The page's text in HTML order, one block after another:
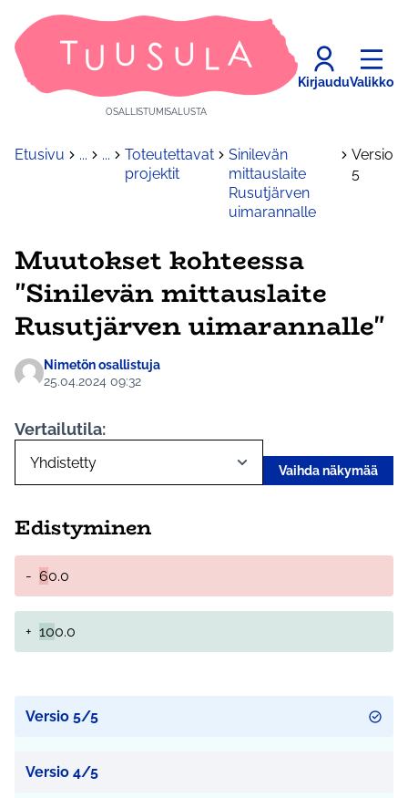
OSALLISTUMISALUSTA
KirjauduValikko
Etusivu ... ...
Toteutettavat
projektit
Sinilevän
mittauslaite
Rusutjärven
uimarannalle
Versio
5
Muutokset kohteessa
"Sinilevän mittauslaite
Rusutjärven uimarannalle"
Nimetön osallistuja
25.04.2024 09:32
Vertailutila:
Vaihda näkymää
Edistyminen
- 60.0
+ 100.0
Versio 5/5
Versio 4/5